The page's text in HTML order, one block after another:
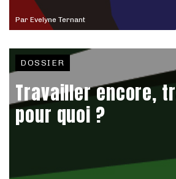
Par Evelyne Ternant
DOSSIER
Travailler encore,
pour quoi ?